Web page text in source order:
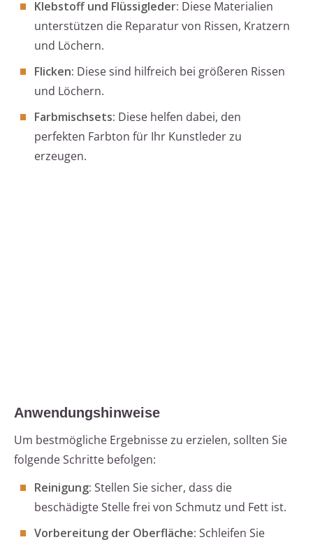
Klebstoff und Flüssigleder: Diese Materialien
unterstützen die Reparatur von Rissen, Kratzern
und Löchern.
Flicken: Diese sind hilfreich bei größeren Rissen
und Löchern.
Farbmischsets: Diese helfen dabei, den
perfekten Farbton für Ihr Kunstleder zu
erzeugen.
Anwendungshinweise
Um bestmögliche Ergebnisse zu erzielen, sollten Sie
folgende Schritte befolgen:
Reinigung: Stellen Sie sicher, dass die
beschädigte Stelle frei von Schmutz und Fett ist.
Vorbereitung der Oberfläche: Schleifen Sie